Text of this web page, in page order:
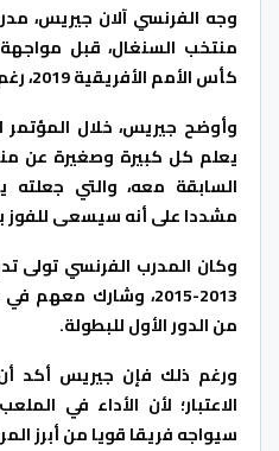
وجه الفرنسي آلان جيريس،
منتخب السنغال، قبل
كأس الأمم الأفريقية 2019، رغم تأكيده صعوبة اللقاء.
وأوضح جيريس، خلال المؤتمر
يعلم كل كبيرة وصغيرة عن
السابقة معه، والتي
مشددا على أنه سيسعى للفوز
وكان المدرب الفرنسي تولى
من الدور الأول للبطولة.
ورغم ذلك فإن جيريس أكد
الاعتبار؛ لأن الأداء في
سيواجه فريقا قويا من أبرز